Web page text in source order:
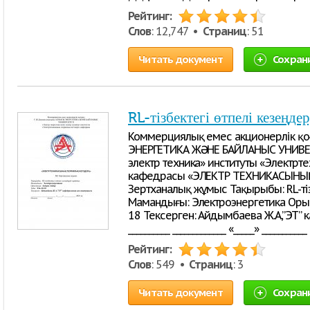
Рейтинг:
Слов: 12,747 • Страниц: 51
Читать документ
RL-тізбектегі өтпелі
Коммерциялық емес акционерлік
ЭНЕРГЕТИКА ЖӘНЕ БАЙЛАНЫС
электр техника» институты
кафедрасы «ЭЛЕКТР
Зертханалық жұмыс Тақырыбы: RL-
Мамандығы: Электроэнергетика
18 Тексерген: Айдымбаева
__________ _____________ «_____» ___________
Рейтинг:
Слов: 549 • Страниц: 3
Читать документ